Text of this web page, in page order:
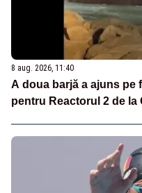
8 aug. 2026, 11:40
A doua barjă a ajuns pe
pentru Reactorul 2 de la